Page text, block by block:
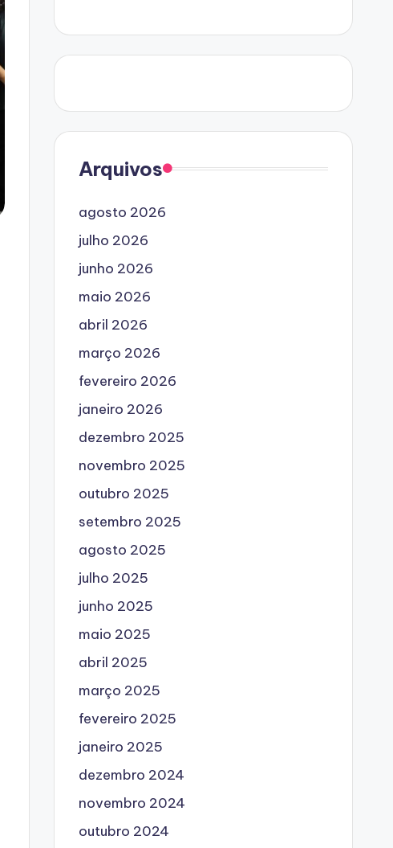
Arquivos
agosto 2026
julho 2026
junho 2026
maio 2026
abril 2026
março 2026
fevereiro 2026
janeiro 2026
dezembro 2025
novembro 2025
outubro 2025
setembro 2025
agosto 2025
julho 2025
junho 2025
maio 2025
abril 2025
março 2025
fevereiro 2025
janeiro 2025
dezembro 2024
novembro 2024
outubro 2024